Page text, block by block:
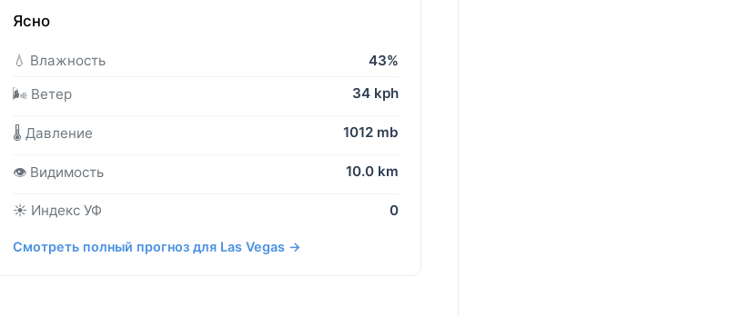
Ясно
💧 Влажность
43%
🌬️ Ветер
34 kph
🌡️ Давление 1012 mb
👁️ Видимость 10.0 km
☀️ Индекс УФ 0
Смотреть полный прогноз для Las Vegas →